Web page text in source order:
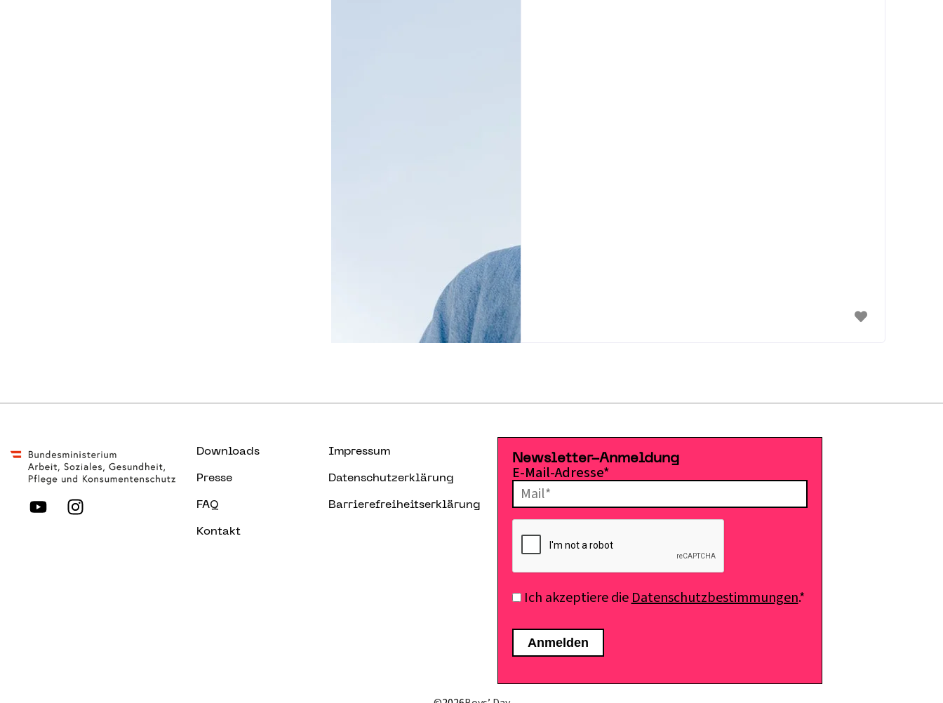
Downloads
Presse
FAQ
Kontakt
Impressum
Datenschutzerklärung
Barrierefreiheitserklärung
Newsletter-Anmeldung
E-Mail-Adresse*
Ich akzeptiere dieDatenschutzbestimmungen.*